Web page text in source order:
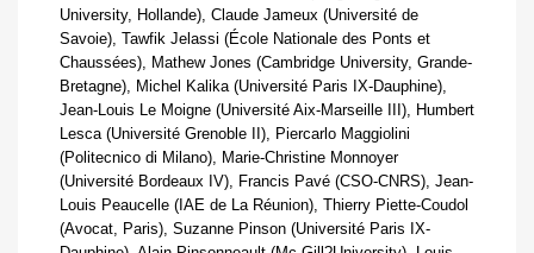
University, Hollande), Claude Jameux (Université de
Savoie), Tawfik Jelassi (École Nationale des Ponts et
Chaussées), Mathew Jones (Cambridge University, Grande-
Bretagne), Michel Kalika (Université Paris IX-Dauphine),
Jean-Louis Le Moigne (Université Aix-Marseille III), Humbert
Lesca (Université Grenoble II), Piercarlo Maggiolini
(Politecnico di Milano), Marie-Christine Monnoyer
(Université Bordeaux IV), Francis Pavé (CSO-CNRS), Jean-
Louis Peaucelle (IAE de La Réunion), Thierry Piette-Coudol
(Avocat, Paris), Suzanne Pinson (Université Paris IX-